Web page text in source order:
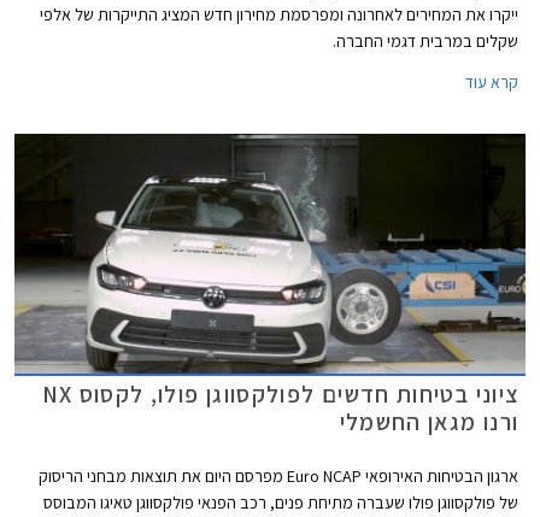
ייקרו את המחירים לאחרונה ומפרסמת מחירון חדש המציג התייקרות של אלפי
שקלים במרבית דגמי החברה.
קרא עוד
ציוני בטיחות חדשים לפולקסווגן פולו, לקסוס NX
ורנו מגאן החשמלי
ארגון הבטיחות האירופאי Euro NCAP מפרסם היום את תוצאות מבחני הריסוק
של פולקסווגן פולו שעברה מתיחת פנים, רכב הפנאי פולקסווגן טאיגו המבוסס